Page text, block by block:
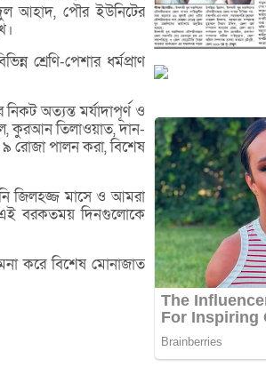
আহাদ, পৌর ইউনিটের
শ্রেণি-পেশার ধর্মপ্রাণ
অত্যন্ত মর্যাদাপূর্ণ ও
কুরআন তিলাওয়াত, দান-
রোজা পালন করা, বিশেষ
জিলহজ্জ মাসে ও আমরা
বরকতময় দিনগুলোকে
করে বিশেষ মোনাজাত